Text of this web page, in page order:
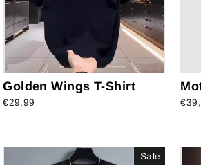
Golden Wings T-Shirt
€29,99
Sale